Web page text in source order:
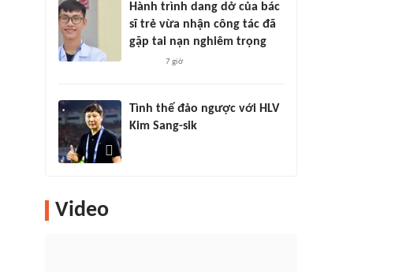
Hành trình dang dở của bác
sĩ trẻ vừa nhận công tác đã
gặp tai nạn nghiêm trọng
7 giờ
Tình thế đảo ngược với HLV
Kim Sang-sik
Video